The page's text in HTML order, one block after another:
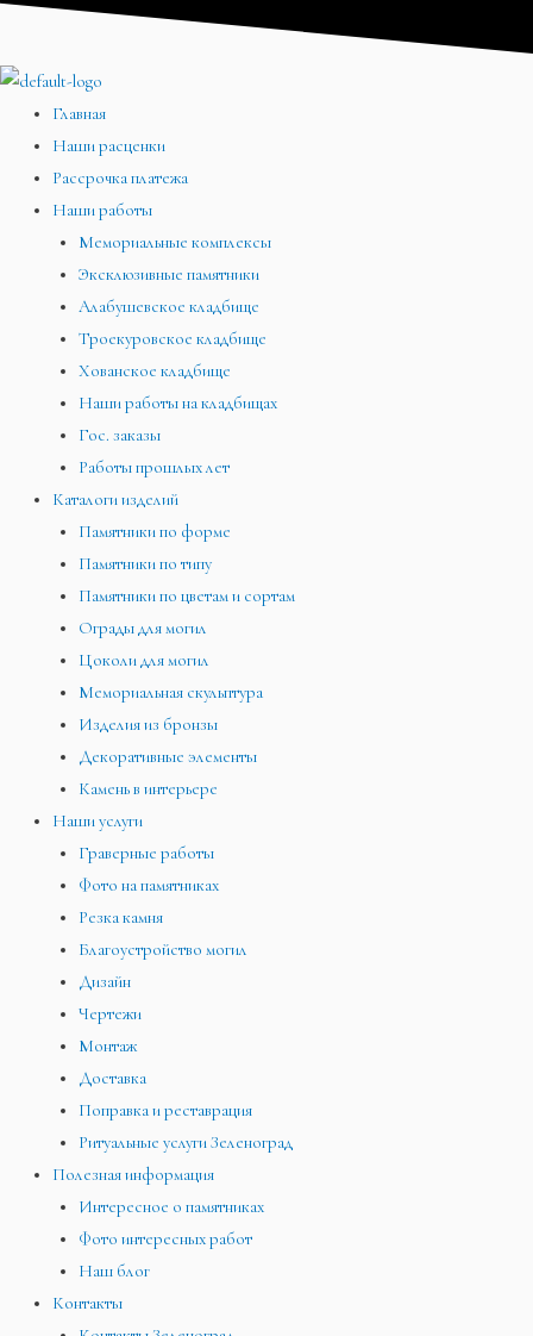
Перейти
содержимому
Главная
Наши расценки
Рассрочка платежа
Наши работы
Мемориальные комплексы
Эксклюзивные памятники
Алабушевское кладбище
Троекуровское кладбище
Хованское кладбище
Наши работы на кладбищах
Гос. заказы
Работы прошлых лет
Каталоги изделий
Памятники по форме
Памятники по типу
Памятники по цветам и сортам
Ограды для могил
Цоколи для могил
Мемориальная скульптура
Изделия из бронзы
Декоративные элементы
Камень в интерьере
Наши услуги
Граверные работы
Фото на памятниках
Резка камня
Благоустройство могил
Дизайн
Чертежи
Монтаж
Доставка
Поправка и реставрация
Ритуальные услуги Зеленоград
Полезная информация
Интересное о памятниках
Фото интересных работ
Наш блог
Контакты